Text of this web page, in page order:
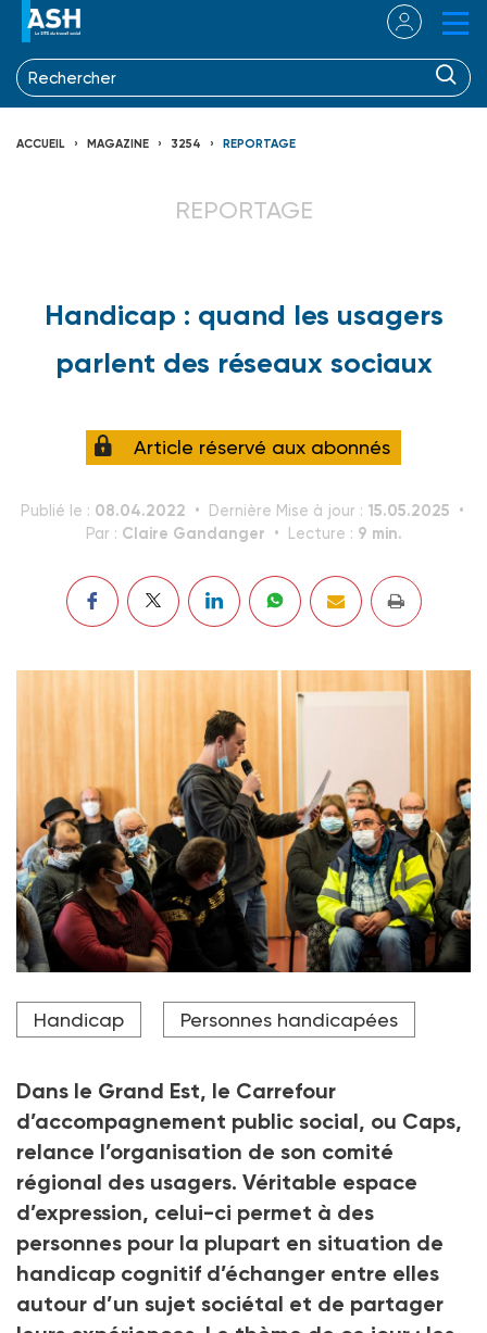
ACCUEIL MAGAZINE 3254 REPORTAGE
REPORTAGE
Handicap : quand les usagers
parlent des réseaux sociaux
Article réservé aux abonnés
Publié le : 08.04.2022 Dernière Mise à jour : 15.05.2025
Par : Claire Gandanger Lecture : 9 min.
Julien déplore l'absebce de wifi dans son foyer
Crédit photo Pascal Bastien
Handicap Personnes handicapées
Dans le Grand Est, le Carrefour
d’accompagnement public social, ou Caps,
relance l’organisation de son comité
régional des usagers. Véritable espace
d’expression, celui-ci permet à des
personnes pour la plupart en situation de
handicap cognitif d’échanger entre elles
autour d’un sujet sociétal et de partager